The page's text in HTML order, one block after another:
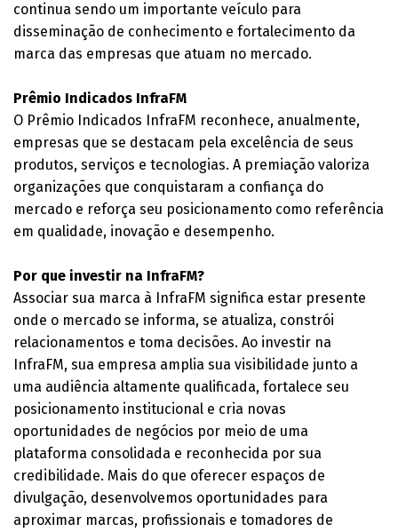
continua sendo um importante veículo para
disseminação de conhecimento e fortalecimento da
marca das empresas que atuam no mercado.
Prêmio Indicados InfraFM
O Prêmio Indicados InfraFM reconhece, anualmente,
empresas que se destacam pela excelência de seus
produtos, serviços e tecnologias. A premiação valoriza
organizações que conquistaram a confiança do
mercado e reforça seu posicionamento como referência
em qualidade, inovação e desempenho.
Por que investir na InfraFM?
Associar sua marca à InfraFM significa estar presente
onde o mercado se informa, se atualiza, constrói
relacionamentos e toma decisões. Ao investir na
InfraFM, sua empresa amplia sua visibilidade junto a
uma audiência altamente qualificada, fortalece seu
posicionamento institucional e cria novas
oportunidades de negócios por meio de uma
plataforma consolidada e reconhecida por sua
credibilidade. Mais do que oferecer espaços de
divulgação, desenvolvemos oportunidades para
aproximar marcas, profissionais e tomadores de